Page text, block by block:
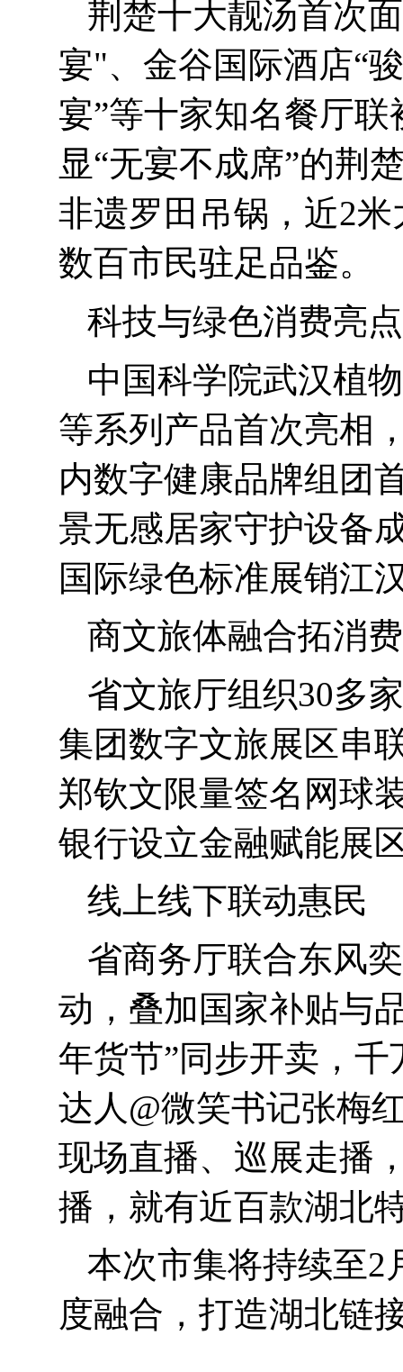
荆楚十大靓汤首次
宴"、金谷国际酒店“
宴”等十家知名餐厅
显“无宴不成席”的荆
非遗罗田吊锅，近2米
数百市民驻足品鉴。
科技与绿色消费亮
中国科学院武汉植
等系列产品首次亮相
内数字健康品牌组团
景无感居家守护设备
国际绿色标准展销江
商文旅体融合拓消
省文旅厅组织30多
集团数字文旅展区串
郑钦文限量签名网球
银行设立金融赋能展
线上线下联动惠民
省商务厅联合东风
动，叠加国家补贴与
年货节”同步开卖，
达人 @微笑书记张梅
现场直播、巡展走播
播，就有近百款湖北
本次市集将持续至2
度融合，打造湖北链